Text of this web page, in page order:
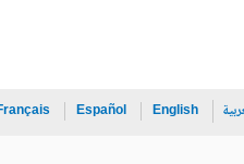
English
Español